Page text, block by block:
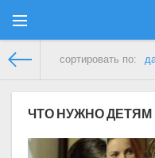
сортировать по:
ЧТО НУЖНО